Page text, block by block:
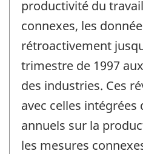
changement
-
productivité du
connexes, les
rétroactivement
trimestre de 1997
des industries. Ces
avec celles intégrées
annuels sur la
les mesures